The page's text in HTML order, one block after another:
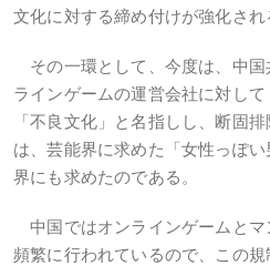
文化に対する締め付けが強化され
その一環として、今度は、中
ラインゲームの運営会社に対し
「不良文化」と名指しし、断固
は、芸能界に求めた「女性っぽ
界にも求めたのである。
中国ではオンラインゲームと
頻繁に行われているので、この